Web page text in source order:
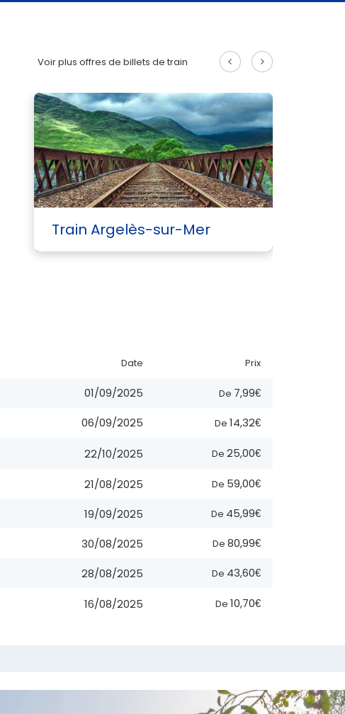
Voir plus offres de billets de train
Train Argelès-sur-Mer
Date Prix
01/09/2025 De 7,99€
06/09/2025 De 14,32€
22/10/2025 De 25,00€
21/08/2025 De 59,00€
19/09/2025 De 45,99€
30/08/2025 De 80,99€
28/08/2025 De 43,60€
16/08/2025 De 10,70€